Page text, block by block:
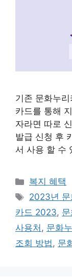
기존 문화누
카드를 통해
자라면 따로
발급 신청 후
서 사용 할 수
카
테
리
복지 혜택
태
그
2023년 문
카드 2023,
사용처 , 문화
조회 방법, 문